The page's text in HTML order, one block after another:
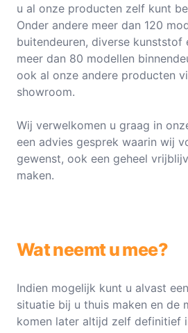
u al onze producten zelf kunt
Onder andere meer dan 120
buitendeuren, diverse kunststof
meer dan 80 modellen
ook al onze andere producten
showroom.
Wij verwelkomen u graag in
een advies gesprek waarin wij
gewenst, ook een geheel
maken.
Wat neemt u mee?
Indien mogelijk kunt u alvast
situatie bij u thuis maken en de
komen later altijd zelf definitief